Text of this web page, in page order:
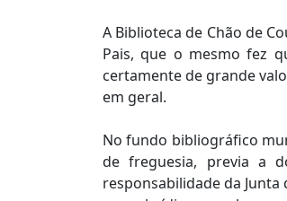
A Biblioteca de Chão de
Pais, que o mesmo fez
certamente de grande
em geral.
No fundo bibliográfico
de freguesia, previa a
responsabilidade da